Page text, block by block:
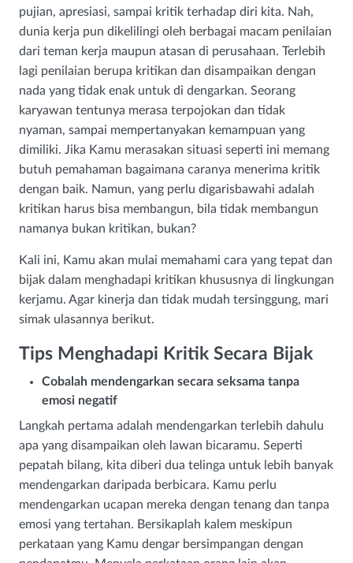
pujian, apresiasi, sampai kritik terhadap diri kita. Nah,
dunia kerja pun dikelilingi oleh berbagai macam penilaian
dari teman kerja maupun atasan di perusahaan. Terlebih
lagi penilaian berupa kritikan dan disampaikan dengan
nada yang tidak enak untuk di dengarkan. Seorang
karyawan tentunya merasa terpojokan dan tidak
nyaman, sampai mempertanyakan kemampuan yang
dimiliki. Jika Kamu merasakan situasi seperti ini memang
butuh pemahaman bagaimana caranya menerima kritik
dengan baik. Namun, yang perlu digarisbawahi adalah
kritikan harus bisa membangun, bila tidak membangun
namanya bukan kritikan, bukan?
Kali ini, Kamu akan mulai memahami cara yang tepat dan
bijak dalam menghadapi kritikan khususnya di lingkungan
kerjamu. Agar kinerja dan tidak mudah tersinggung, mari
simak ulasannya berikut.
Tips Menghadapi Kritik Secara Bijak
Cobalah mendengarkan secara seksama tanpa
emosi negatif
Langkah pertama adalah mendengarkan terlebih dahulu
apa yang disampaikan oleh lawan bicaramu. Seperti
pepatah bilang, kita diberi dua telinga untuk lebih banyak
mendengarkan daripada berbicara. Kamu perlu
mendengarkan ucapan mereka dengan tenang dan tanpa
emosi yang tertahan. Bersikaplah kalem meskipun
perkataan yang Kamu dengar bersimpangan dengan